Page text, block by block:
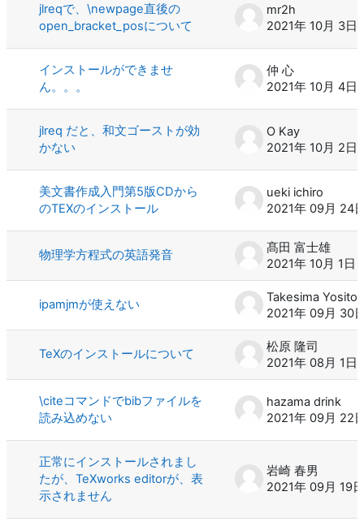
jlreqで、\newpage直後の
open_bracket_posについて
mr2h
2021年 10月 3日
インストールができませ
ん。。。
仲 心
2021年 10月 4日
jlreq だと、和文ゴーストが効
かない
O Kay
2021年 10月 2日
美文書作成入門第5版CDから
のTEXのインストール
ueki ichiro
2021年 09月 24
物理学方程式の英語発音
髙田 富士雄
2021年 10月 1日
ipamjmが使えない
2021年 09月 30
TeXのインストールについて
松原 隆司
2021年 08月 1日
\citeコマンドでbibファイルを
読み込めない
hazama drink
2021年 09月 22
正常にインストールされまし
たが、TeXworks editorが、表
示されません
岩崎 春男
2021年 09月 19日